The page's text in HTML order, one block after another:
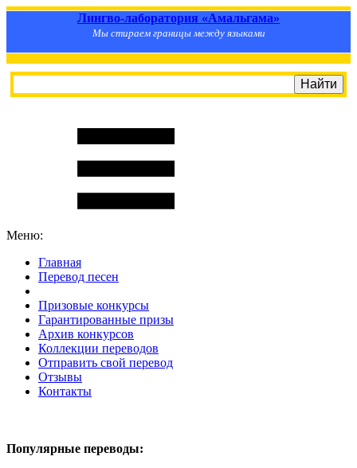
Лингво-лаборатория «Амальгама»
Мы стираем границы между языками
Меню:
Главная
Перевод песен
Призовые конкурсы
Гарантированные призы
Архив конкурсов
Коллекции переводов
Отправить свой перевод
Отзывы
Контакты
Популярные переводы: